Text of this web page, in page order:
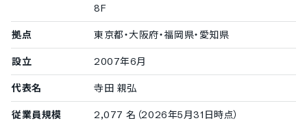
8F
拠点 東京都・大阪府・福岡県・愛知県
設立 2007年6月
代表名 寺田 親弘
従業員規模 2,077 名（2026年5月31日時点）